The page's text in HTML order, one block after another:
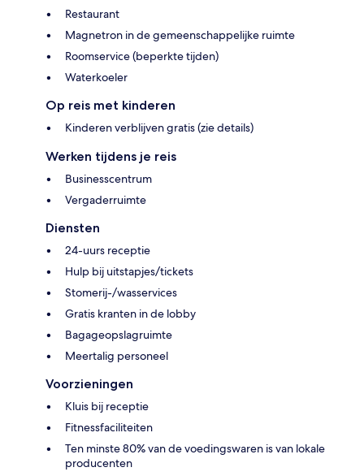
Restaurant
Magnetron in de gemeenschappelijke ruimte
Roomservice (beperkte tijden)
Waterkoeler
Op reis met kinderen
Kinderen verblijven gratis (zie details)
Werken tijdens je reis
Businesscentrum
Vergaderruimte
Diensten
24-uurs receptie
Hulp bij uitstapjes/tickets
Stomerij-/wasservices
Gratis kranten in de lobby
Bagageopslagruimte
Meertalig personeel
Voorzieningen
Kluis bij receptie
Fitnessfaciliteiten
Ten minste 80% van de voedingswaren is van lokale
producenten